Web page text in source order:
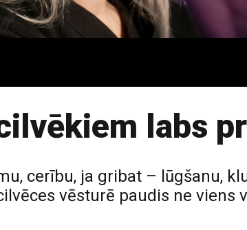
labs
cerību, ja gribat – lūgšanu,
vēsturē paudis ne viens